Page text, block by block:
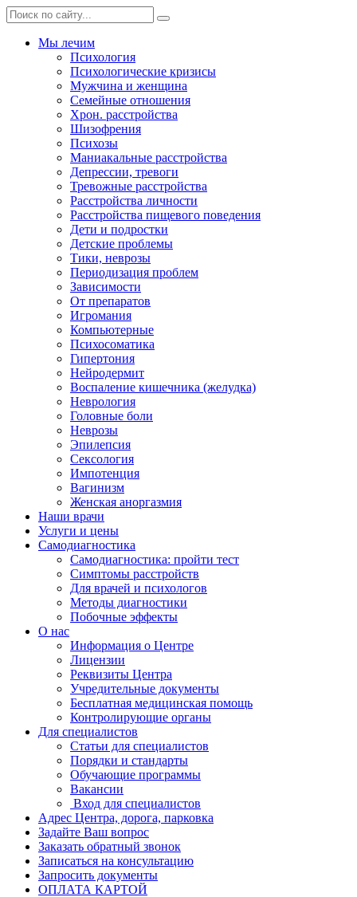
Мы лечим
Психология
Психологические кризисы
Мужчина и женщина
Семейные отношения
Хрон. расстройства
Шизофрения
Психозы
Маниакальные расстройства
Депрессии, тревоги
Тревожные расстройства
Расстройства личности
Расстройства пищевого поведения
Дети и подростки
Детские проблемы
Тики, неврозы
Периодизация проблем
Зависимости
От препаратов
Игромания
Компьютерные
Психосоматика
Гипертония
Нейродермит
Воспаление кишечника (желудка)
Неврология
Головные боли
Неврозы
Эпилепсия
Сексология
Импотенция
Вагинизм
Женская аноргазмия
Наши врачи
Услуги и цены
Самодиагностика
Самодиагностика: пройти тест
Симптомы расстройств
Для врачей и психологов
Методы диагностики
Побочные эффекты
О нас
Информация о Центре
Лицензии
Реквизиты Центра
Учредительные документы
Бесплатная медицинская помощь
Контролирующие органы
Для специалистов
Статьи для специалистов
Порядки и стандарты
Обучающие программы
Вакансии
Вход для специалистов
Адрес Центра, дорога, парковка
Задайте Ваш вопрос
Заказать обратный звонок
Записаться на консультацию
Запросить документы
ОПЛАТА КАРТОЙ